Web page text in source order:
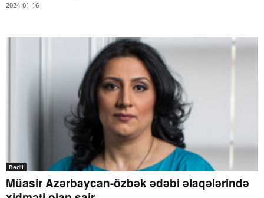
2024-01-16
Bədii
Müasir Azərbaycan-özbək ədəbi əlaqələrində